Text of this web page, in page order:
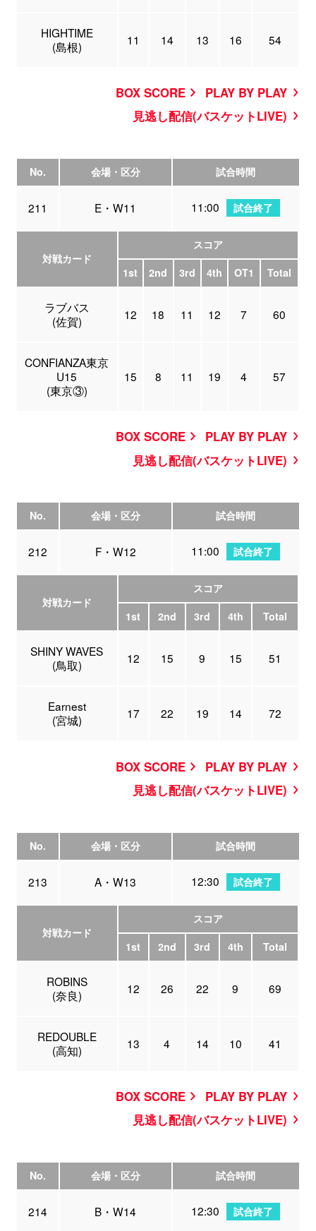
HIGHTIME
(島根)
11 14 13 16 54
BOX SCORE
PLAY BY PLAY
見逃し配信(バスケットLIVE)
No. 会場・区分 試合時間
211 E・W11 11:00 試合終了
対戦カード
スコア
1st
2nd 3rd 4th OT1 Total
ラブバス
(佐賀)
12 18 11 12 7 60
CONFIANZA東京
U15
(東京③)
15 8 11 19 4 57
BOX SCORE
PLAY BY PLAY
見逃し配信(バスケットLIVE)
No. 会場・区分 試合時間
212 F・W12 11:00 試合終了
対戦カード
スコア
1st
2nd 3rd 4th Total
SHINY WAVES
(鳥取)
12 15 9 15 51
Earnest
(宮城)
17 22 19 14 72
BOX SCORE
PLAY BY PLAY
見逃し配信(バスケットLIVE)
No. 会場・区分 試合時間
213 A・W13 12:30 試合終了
対戦カード
スコア
1st
2nd 3rd 4th Total
ROBINS
(奈良)
12 26 22 9 69
REDOUBLE
(高知)
13 4 14 10 41
BOX SCORE
PLAY BY PLAY
見逃し配信(バスケットLIVE)
No. 会場・区分 試合時間
214 B・W14 12:30 試合終了